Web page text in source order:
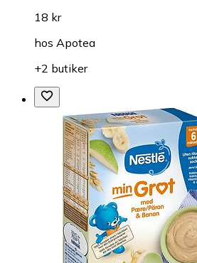
18 kr
hos Apotea
+2 butiker